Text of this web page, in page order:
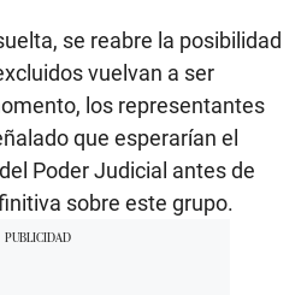
se reabre la posibilidad
vuelvan a ser
los representantes
que esperarían el
Poder Judicial antes de
sobre este grupo.